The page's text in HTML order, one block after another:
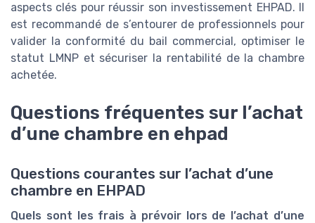
aspects clés pour réussir son investissement EHPAD. Il
est recommandé de s’entourer de professionnels pour
valider la conformité du bail commercial, optimiser le
statut LMNP et sécuriser la rentabilité de la chambre
achetée.
Questions fréquentes sur l’achat
d’une chambre en ehpad
Questions courantes sur l’achat d’une
chambre en EHPAD
Quels sont les frais à prévoir lors de l’achat d’une